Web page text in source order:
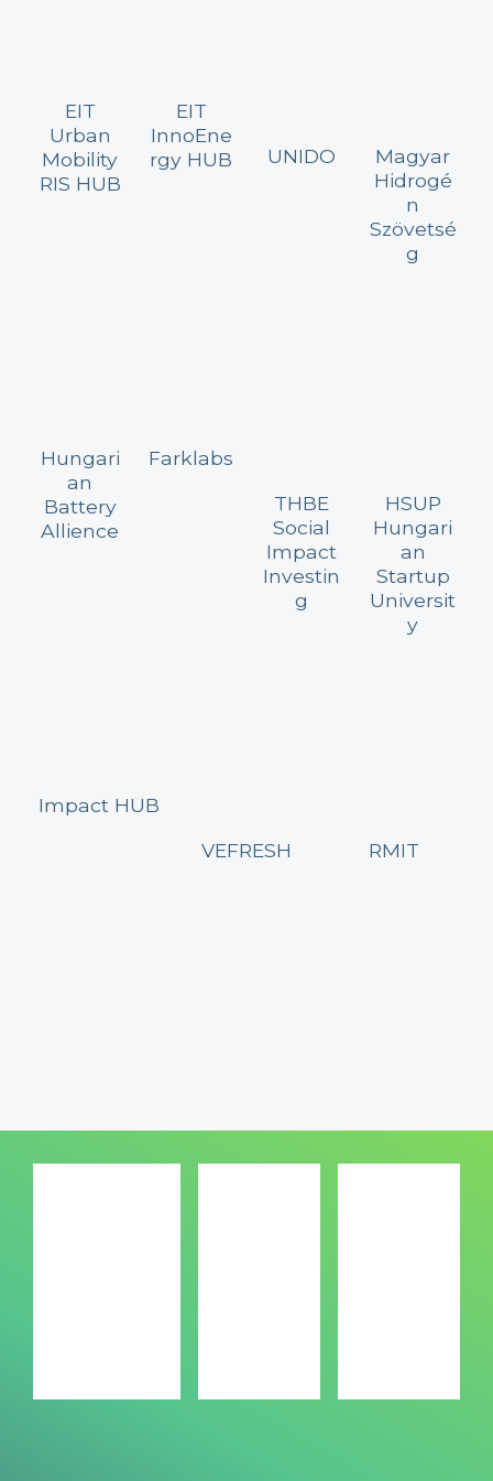
EIT
Urban
Mobility
RIS HUB
EIT
InnoEne
rgy HUB
UNIDO
Magyar
Hidrogé
n
Szövetsé
g
Hungari
an
Battery
Allience
Farklabs
THBE
Social
Impact
Investin
g
HSUP
Hungari
an
Startup
Universit
y
Impact HUB
VEFRESH
RMIT